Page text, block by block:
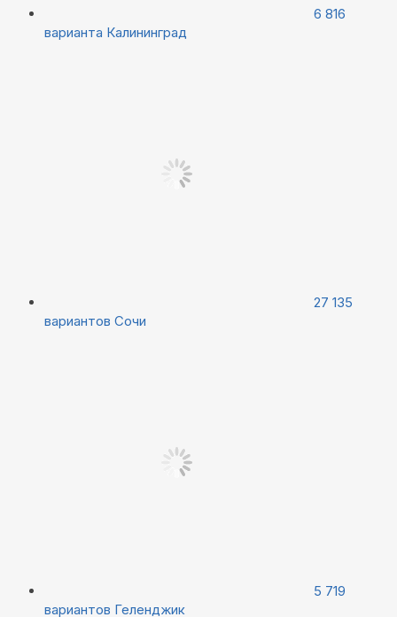
6 816
варианта Калининград
27 135
вариантов Сочи
5 719
вариантов Геленджик